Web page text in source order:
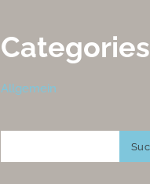
Categories
Allgemein